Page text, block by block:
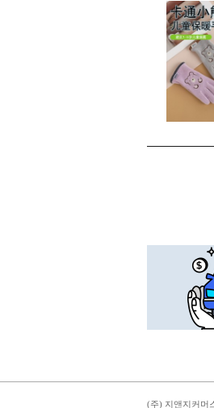
(주) 지앤지커머